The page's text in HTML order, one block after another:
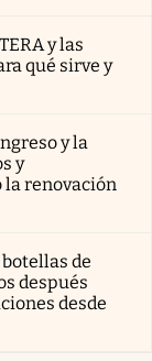
y las
qué sirve y
y la
y
la renovación
de
después
desde